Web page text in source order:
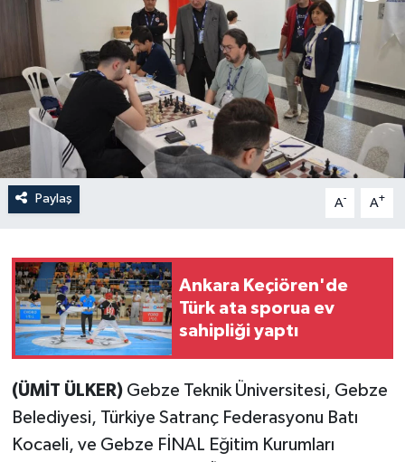
Paylaş A- A+
Ankara Keçiören'de
Türk ata sporua ev
sahipliği yaptı
(ÜMİT ÜLKER)Gebze Teknik Üniversitesi, Gebze
Belediyesi, Türkiye Satranç Federasyonu Batı
Kocaeli, ve Gebze FİNAL Eğitim Kurumları